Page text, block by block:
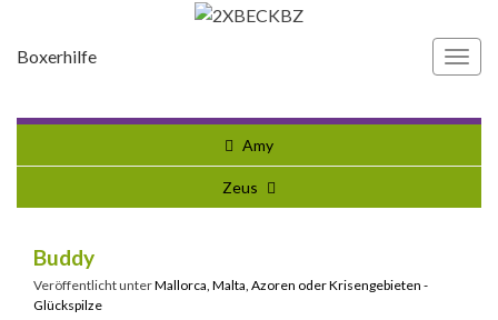
Boxerhilfe
Amy
Zeus
Buddy
Veröffentlicht unterMallorca, Malta, Azoren oder Krisengebieten -
Glückspilze